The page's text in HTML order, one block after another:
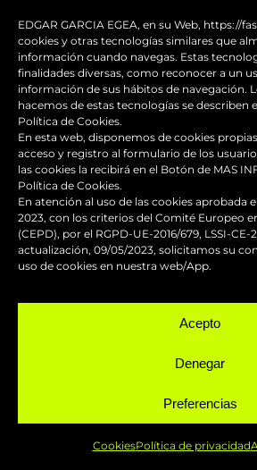
EDGAR GARCIA EGEA, en su Web, https://
cookies y otras tecnologías similares que
información cuando navegas. Estas
finalidades diversas, como reconocer a un
información de sus hábitos de navegación.
hacemos de estas tecnologías se describen
Política de Cookies.
En esta web, disponemos de cookies
acceso y registro al formulario de los
las cookies la recibirá en el Botón de MAS
Política de Cookies.
En atención al uso de las cookies aprobada
2023, con los criterios del Comité Europeo
(CEPD), por el RGPD-UE-2016/679, LSSI-CE-
actualización, 09/05/2023, solicitamos su
uso de cookies en nuestra web/App.
Acepto
Denegar
Preferencias
CookiesPolítica de privacidad
Whatsapp
Hablemos
SERVICIOS
Reparación y
Pintura de competición
Pintado de motos
Servicio urgente